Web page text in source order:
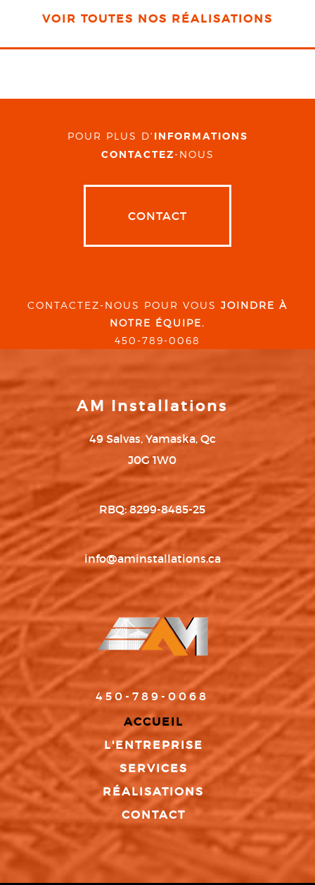
VOIR TOUTES NOS RÉALISATIONS
POUR PLUS D' INFORMATIONS
CONTACTEZ-NOUS
CONTACT
CONTACTEZ-NOUS POUR VOUS JOINDRE À
NOTRE ÉQUIPE.
450-789-0068
AM Installations
49 Salvas, Yamaska, Qc
J0G 1W0
RBQ: 8299-8485-25
info@aminstallations.ca
450-789-0068
ACCUEIL
L'ENTREPRISE
SERVICES
RÉALISATIONS
CONTACT